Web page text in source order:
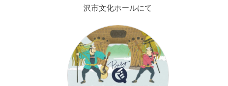
沢市文化ホールにて